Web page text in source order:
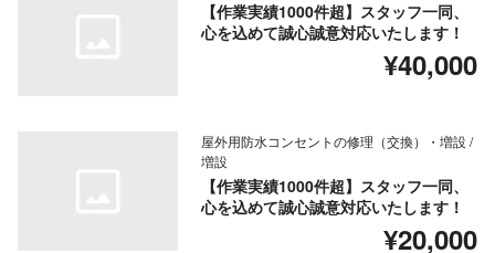
【作業実績1000件超】スタッフ一同、
心を込めて誠心誠意対応いたします！
¥40,000
屋外用防水コンセントの修理（交換）・増設 /
増設
【作業実績1000件超】スタッフ一同、
心を込めて誠心誠意対応いたします！
¥20,000